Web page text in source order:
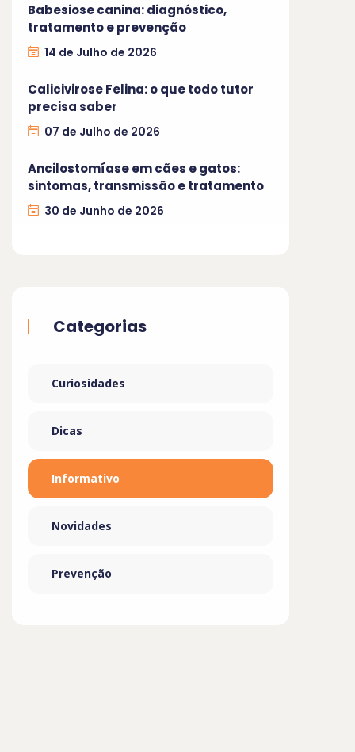
Babesiose canina: diagnóstico,
tratamento e prevenção
14 de Julho de 2026
Calicivirose Felina: o que todo tutor
precisa saber
07 de Julho de 2026
Ancilostomíase em cães e gatos:
sintomas, transmissão e tratamento
30 de Junho de 2026
Categorias
Curiosidades
Dicas
Informativo
Novidades
Prevenção